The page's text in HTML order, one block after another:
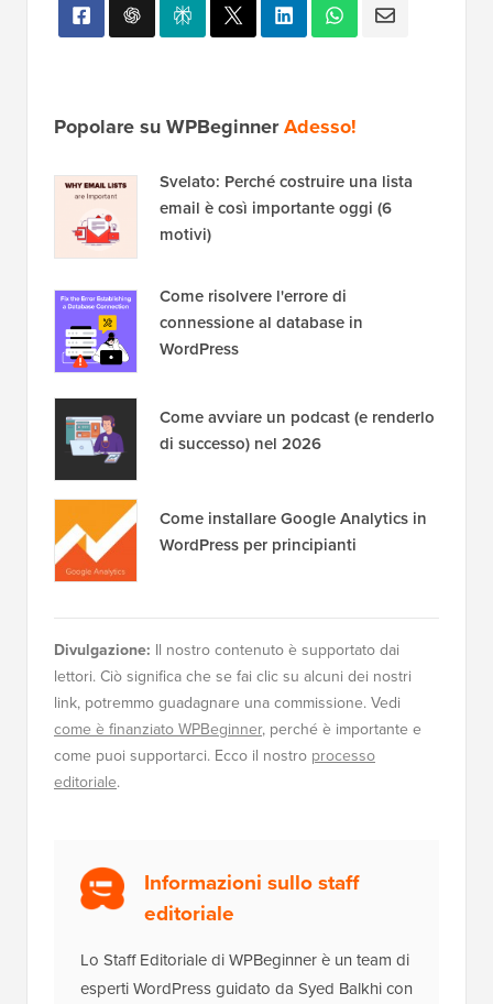
Popolare su WPBeginnerAdesso!
Svelato: Perché costruire una lista
email è così importante oggi (6
motivi)
Come risolvere l'errore di
connessione al database in
WordPress
Come avviare un podcast (e renderlo
di successo) nel 2026
Come installare Google Analytics in
WordPress per principianti
Divulgazione: Il nostro contenuto è supportato dai
lettori. Ciò significa che se fai clic su alcuni dei nostri
link, potremmo guadagnare una commissione. Vedi
come è finanziato WPBeginner, perché è importante e
come puoi supportarci. Ecco il nostro processo
editoriale.
Informazioni sullo staff
editoriale
Lo Staff Editoriale di WPBeginner è un team di
esperti WordPress guidato da Syed Balkhi con